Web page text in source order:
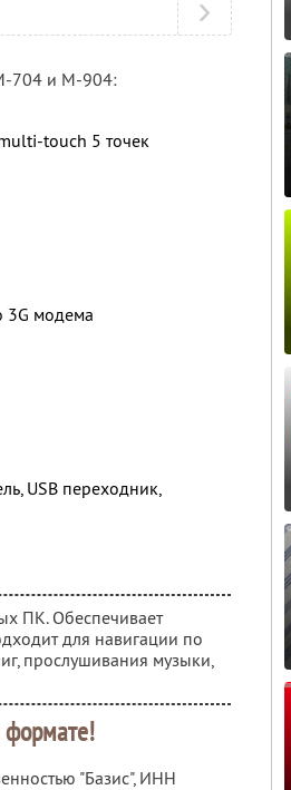
704 и M-904:
touch 5 точек
3G модема
USB переходник,
ПК. Обеспечивает
для навигации по
прослушивания музыки,
"Базис", ИНН